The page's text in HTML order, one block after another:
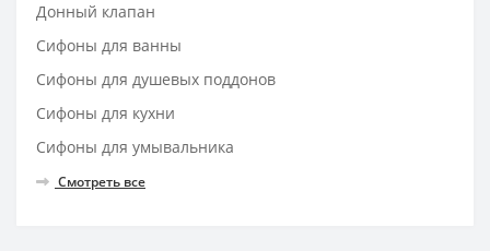
Донный клапан
Сифоны для ванны
Сифоны для душевых поддонов
Сифоны для кухни
Сифоны для умывальника
Смотреть все